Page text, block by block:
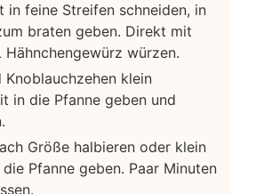
in feine Streifen schneiden, in
braten geben. Direkt mit
Hähnchengewürz würzen.
Knoblauchzehen klein
in die Pfanne geben und
Größe halbieren oder klein
Pfanne geben. Paar Minuten